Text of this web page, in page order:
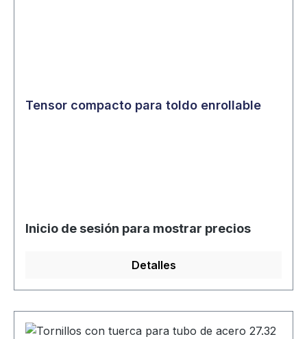
Tensor compacto para toldo enrollable
Inicio de sesión para mostrar precios
Detalles